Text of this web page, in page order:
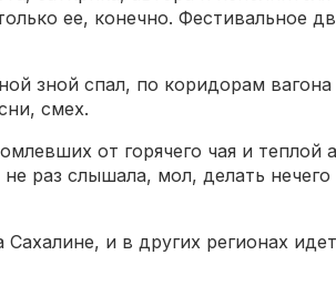
ее, конечно. Фестивальное
зной спал, по коридорам
смех.
от горячего чая и
раз слышала, мол, делать нечего
и в других регионах